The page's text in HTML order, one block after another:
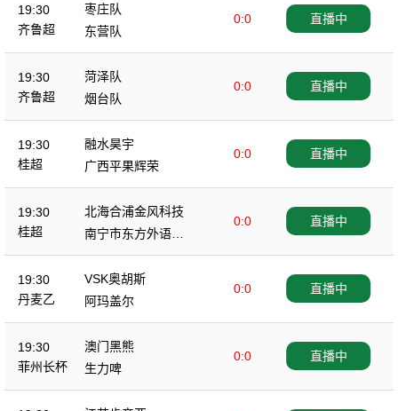
19:30
齐鲁超
枣庄队
0:0
东营队
直播中
19:30
齐鲁超
菏泽队
0:0
烟台队
直播中
19:30
桂超
融水昊宇
0:0
广西平果辉荣
直播中
19:30
桂超
北海合浦金风科技
0:0
南宁市东方外语高
级中学
直播中
19:30
丹麦乙
VSK奥胡斯
0:0
阿玛盖尔
直播中
19:30
菲州长杯
澳门黑熊
0:0
生力啤
直播中